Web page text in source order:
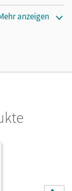
anzeigen